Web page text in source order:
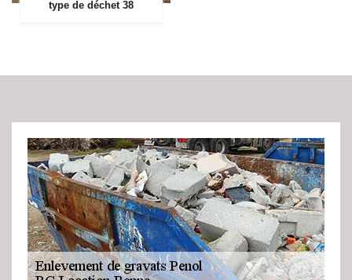
type de déchet 38